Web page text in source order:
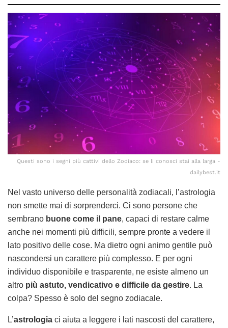
Questi sono i segni più cattivi dello Zodiaco: se li conosci stai alla larga -
dailybest.it
Nel vasto universo delle personalità zodiacali, l’astrologia
non smette mai di sorprenderci. Ci sono persone che
sembrano buone come il pane, capaci di restare calme
anche nei momenti più difficili, sempre pronte a vedere il
lato positivo delle cose. Ma dietro ogni animo gentile può
nascondersi un carattere più complesso. E per ogni
individuo disponibile e trasparente, ne esiste almeno un
altro più astuto, vendicativo e difficile da gestire. La
colpa? Spesso è solo del segno zodiacale.
L’astrologia ci aiuta a leggere i lati nascosti del carattere,